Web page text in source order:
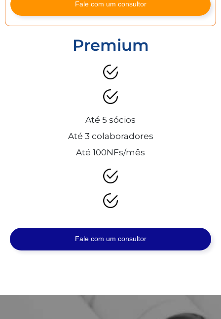
Fale com um consultor
Premium
Até 5 sócios
Até 3 colaboradores
Até 100NFs/mês
Fale com um consultor